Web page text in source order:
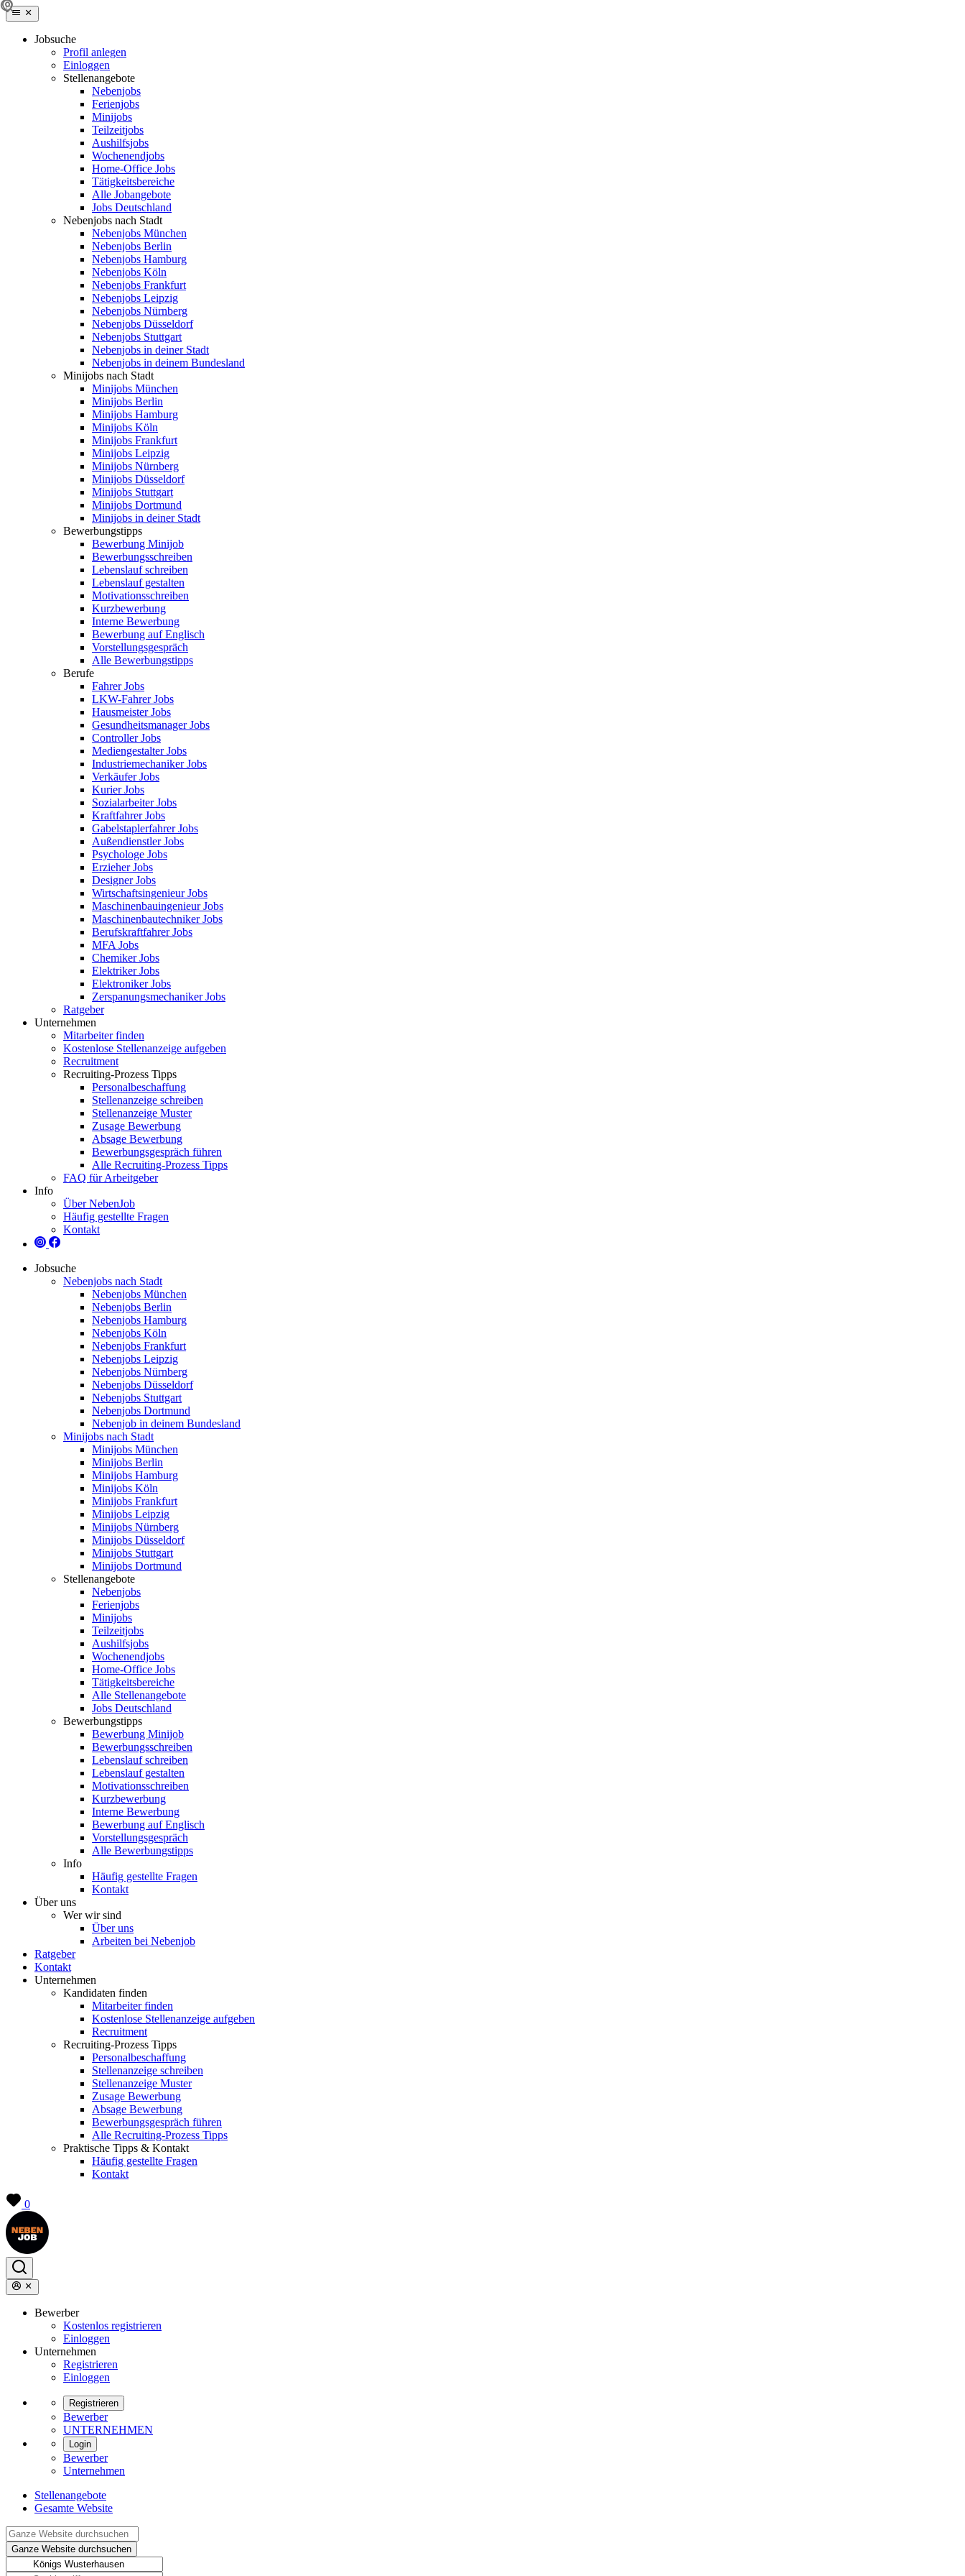
Jobsuche
Profil anlegen
Einloggen
Stellenangebote
Nebenjobs
Ferienjobs
Minijobs
Teilzeitjobs
Aushilfsjobs
Wochenendjobs
Home-Office Jobs
Tätigkeitsbereiche
Alle Jobangebote
Jobs Deutschland
Nebenjobs nach Stadt
Nebenjobs München
Nebenjobs Berlin
Nebenjobs Hamburg
Nebenjobs Köln
Nebenjobs Frankfurt
Nebenjobs Leipzig
Nebenjobs Nürnberg
Nebenjobs Düsseldorf
Nebenjobs Stuttgart
Nebenjobs in deiner Stadt
Nebenjobs in deinem Bundesland
Minijobs nach Stadt
Minijobs München
Minijobs Berlin
Minijobs Hamburg
Minijobs Köln
Minijobs Frankfurt
Minijobs Leipzig
Minijobs Nürnberg
Minijobs Düsseldorf
Minijobs Stuttgart
Minijobs Dortmund
Minijobs in deiner Stadt
Bewerbungstipps
Bewerbung Minijob
Bewerbungsschreiben
Lebenslauf schreiben
Lebenslauf gestalten
Motivationsschreiben
Kurzbewerbung
Interne Bewerbung
Bewerbung auf Englisch
Vorstellungsgespräch
Alle Bewerbungstipps
Berufe
Fahrer Jobs
LKW-Fahrer Jobs
Hausmeister Jobs
Gesundheitsmanager Jobs
Controller Jobs
Mediengestalter Jobs
Industriemechaniker Jobs
Verkäufer Jobs
Kurier Jobs
Sozialarbeiter Jobs
Kraftfahrer Jobs
Gabelstaplerfahrer Jobs
Außendienstler Jobs
Psychologe Jobs
Erzieher Jobs
Designer Jobs
Wirtschaftsingenieur Jobs
Maschinenbauingenieur Jobs
Maschinenbautechniker Jobs
Berufskraftfahrer Jobs
MFA Jobs
Chemiker Jobs
Elektriker Jobs
Elektroniker Jobs
Zerspanungsmechaniker Jobs
Ratgeber
Unternehmen
Mitarbeiter finden
Kostenlose Stellenanzeige aufgeben
Recruitment
Recruiting-Prozess Tipps
Personalbeschaffung
Stellenanzeige schreiben
Stellenanzeige Muster
Zusage Bewerbung
Absage Bewerbung
Bewerbungsgespräch führen
Alle Recruiting-Prozess Tipps
FAQ für Arbeitgeber
Info
Über NebenJob
Häufig gestellte Fragen
Kontakt
Jobsuche
Nebenjobs nach Stadt
Nebenjobs München
Nebenjobs Berlin
Nebenjobs Hamburg
Nebenjobs Köln
Nebenjobs Frankfurt
Nebenjobs Leipzig
Nebenjobs Nürnberg
Nebenjobs Düsseldorf
Nebenjobs Stuttgart
Nebenjobs Dortmund
Nebenjob in deinem Bundesland
Minijobs nach Stadt
Minijobs München
Minijobs Berlin
Minijobs Hamburg
Minijobs Köln
Minijobs Frankfurt
Minijobs Leipzig
Minijobs Nürnberg
Minijobs Düsseldorf
Minijobs Stuttgart
Minijobs Dortmund
Stellenangebote
Nebenjobs
Ferienjobs
Minijobs
Teilzeitjobs
Aushilfsjobs
Wochenendjobs
Home-Office Jobs
Tätigkeitsbereiche
Alle Stellenangebote
Jobs Deutschland
Bewerbungstipps
Bewerbung Minijob
Bewerbungsschreiben
Lebenslauf schreiben
Lebenslauf gestalten
Motivationsschreiben
Kurzbewerbung
Interne Bewerbung
Bewerbung auf Englisch
Vorstellungsgespräch
Alle Bewerbungstipps
Info
Häufig gestellte Fragen
Kontakt
Über uns
Wer wir sind
Über uns
Arbeiten bei Nebenjob
Ratgeber
Kontakt
Unternehmen
Kandidaten finden
Mitarbeiter finden
Kostenlose Stellenanzeige aufgeben
Recruitment
Recruiting-Prozess Tipps
Personalbeschaffung
Stellenanzeige schreiben
Stellenanzeige Muster
Zusage Bewerbung
Absage Bewerbung
Bewerbungsgespräch führen
Alle Recruiting-Prozess Tipps
Praktische Tipps & Kontakt
Häufig gestellte Fragen
Kontakt
0
Bewerber
Kostenlos registrieren
Einloggen
Unternehmen
Registrieren
Einloggen
Registrieren
Bewerber
UNTERNEHMEN
Login
Bewerber
Unternehmen
Stellenangebote
Gesamte Website